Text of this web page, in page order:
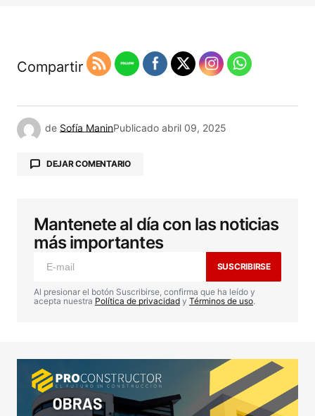
Compartir
de Sofía ManinPublicado abril 09, 2025
DEJAR COMENTARIO
Tu dirección de correo electrónico no será
publicada. Los campos obligatorios están
marcados con *
Comentario*
Your Name*
Mantenete al día con las noticias
más importantes
SUSCRIBIRSE
Al presionar el botón Suscribirse, confirma que ha leído y
acepta nuestra Política de privacidad y Términos de uso.